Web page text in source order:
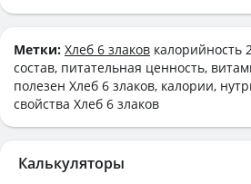
Метки: Хлеб 6 злаков калорийность
состав, питательная ценность,
полезен Хлеб 6 злаков, калории,
свойства Хлеб 6 злаков
Калькуляторы